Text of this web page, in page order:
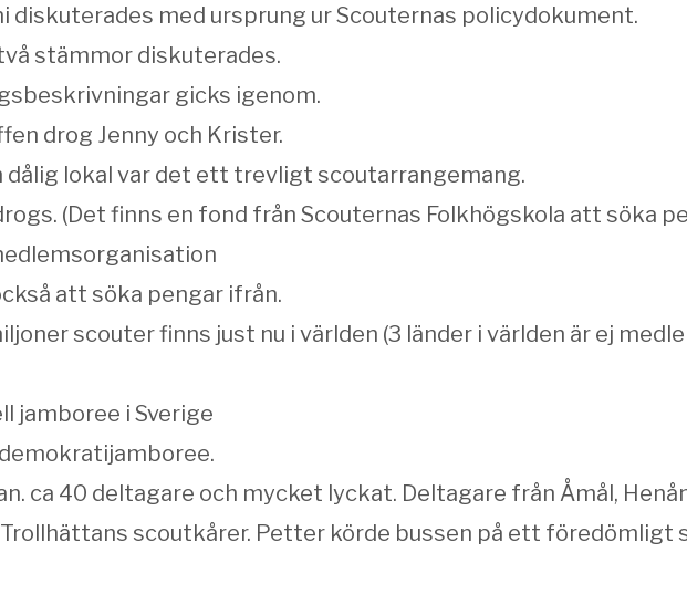
diskuterades med ursprung ur Scouternas policydokument.
stämmor diskuterades.
gicks igenom.
drog Jenny och Krister.
dålig lokal var det ett trevligt scoutarrangemang.
(Det finns en fond från Scouternas Folkhögskola att söka
att söka pengar ifrån.
scouter finns just nu i världen (3 länder i världen är ej
jamboree i Sverige
ca 40 deltagare och mycket lyckat. Deltagare från Åmål,
scoutkårer. Petter körde bussen på ett föredömligt